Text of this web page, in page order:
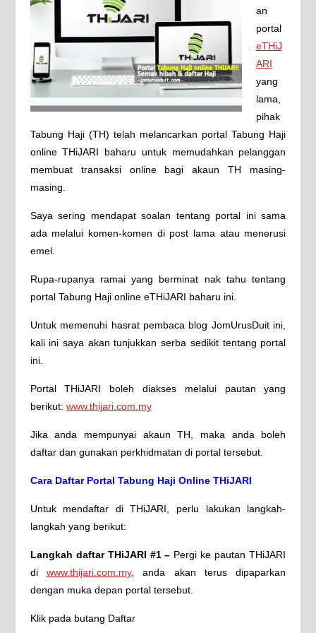
an
portal
eTHiJ
ARI
yang
lama,
pihak
Tabung Haji (TH) telah melancarkan portal Tabung Haji
online THiJARI baharu untuk memudahkan pelanggan
membuat transaksi online bagi akaun TH masing-
masing.
Saya sering mendapat soalan tentang portal ini sama
ada melalui komen-komen di post lama atau menerusi
emel.
Rupa-rupanya ramai yang berminat nak tahu tentang
portal Tabung Haji online eTHiJARI baharu ini.
Untuk memenuhi hasrat pembaca blog JomUrusDuit ini,
kali ini saya akan tunjukkan serba sedikit tentang portal
ini.
Portal THiJARI boleh diakses melalui pautan yang
berikut: www.thijari.com.my
Jika anda mempunyai akaun TH, maka anda boleh
daftar dan gunakan perkhidmatan di portal tersebut.
Cara Daftar Portal Tabung Haji Online THiJARI
Untuk mendaftar di THiJARI, perlu lakukan langkah-
langkah yang berikut:
Langkah daftar THiJARI #1 – Pergi ke pautan THiJARI
di www.thijari.com.my, anda akan terus dipaparkan
dengan muka depan portal tersebut.
Klik pada butang Daftar